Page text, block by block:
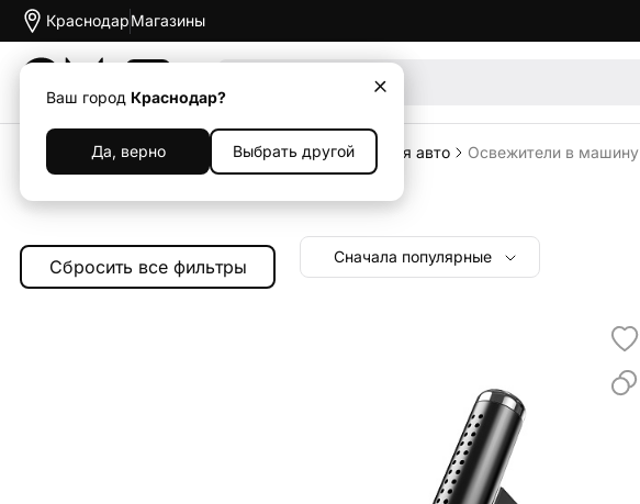
Краснодар
Ваш город Краснодар?
Да, верно Выбрать другой
Магазины
Каталог Аксессуары Аксессуары для авто Освежители в машину
Освежители в машину
Сначала популярные